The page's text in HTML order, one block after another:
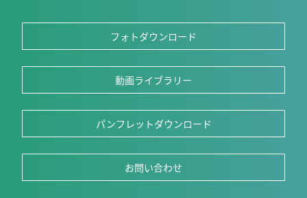
フォトダウンロード
動画ライブラリー
パンフレットダウンロード
お問い合わせ